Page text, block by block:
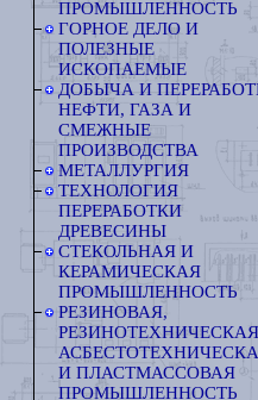
ПРОМЫШЛЕННОСТЬ
ГОРНОЕ ДЕЛО И
ПОЛЕЗНЫЕ
ИСКОПАЕМЫЕ
ДОБЫЧА И
НЕФТИ, ГАЗА И
СМЕЖНЫЕ
ПРОИЗВОДСТВА
МЕТАЛЛУРГИЯ
ТЕХНОЛОГИЯ
ПЕРЕРАБОТКИ
ДРЕВЕСИНЫ
СТЕКОЛЬНАЯ И
КЕРАМИЧЕСКАЯ
ПРОМЫШЛЕННОСТЬ
РЕЗИНОВАЯ,
И ПЛАСТМАССОВАЯ
ПРОМЫШЛЕННОСТЬ